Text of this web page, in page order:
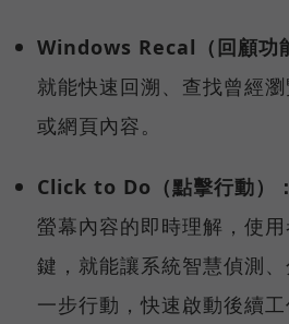
Windows Recal（回顧功
就能快速回溯、查找曾經
或網頁內容。
Click to Do（點擊行動）：
螢幕內容的即時理解，使
鍵，就能讓系統智慧偵測
一步行動，快速啟動後續工